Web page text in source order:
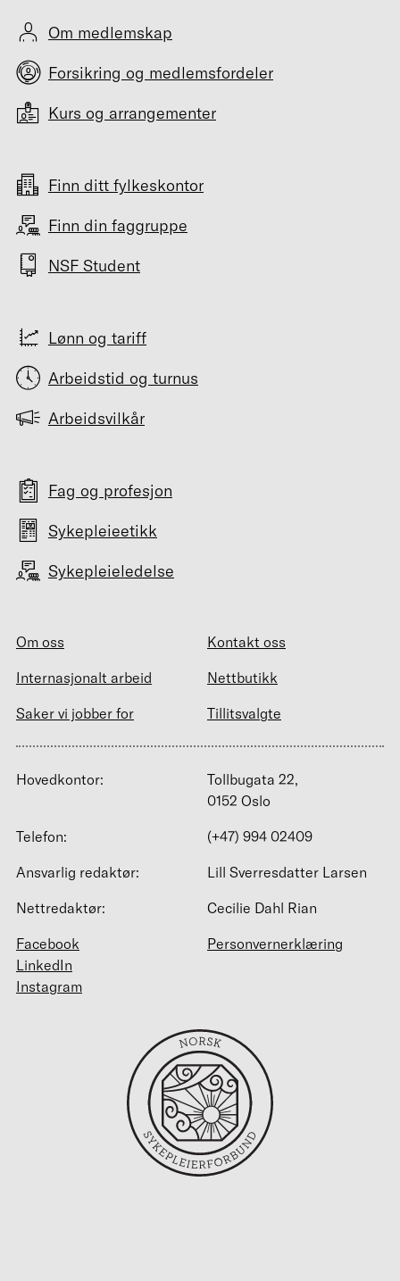
Om medlemskap
Forsikring og medlemsfordeler
Kurs og arrangementer
Finn ditt fylkeskontor
Finn din faggruppe
NSF Student
Lønn og tariff
Arbeidstid og turnus
Arbeidsvilkår
Fag og profesjon
Sykepleieetikk
Sykepleieledelse
Om oss
Kontakt oss
Internasjonalt arbeid
Nettbutikk
Saker vi jobber for
Tillitsvalgte
Hovedkontor:
Tollbugata 22,
0152 Oslo
Telefon:
(+47) 994 02409
Ansvarlig redaktør:
Lill Sverresdatter Larsen
Nettredaktør:
Cecilie Dahl Rian
Facebook
LinkedIn
Instagram
Personvernerklæring